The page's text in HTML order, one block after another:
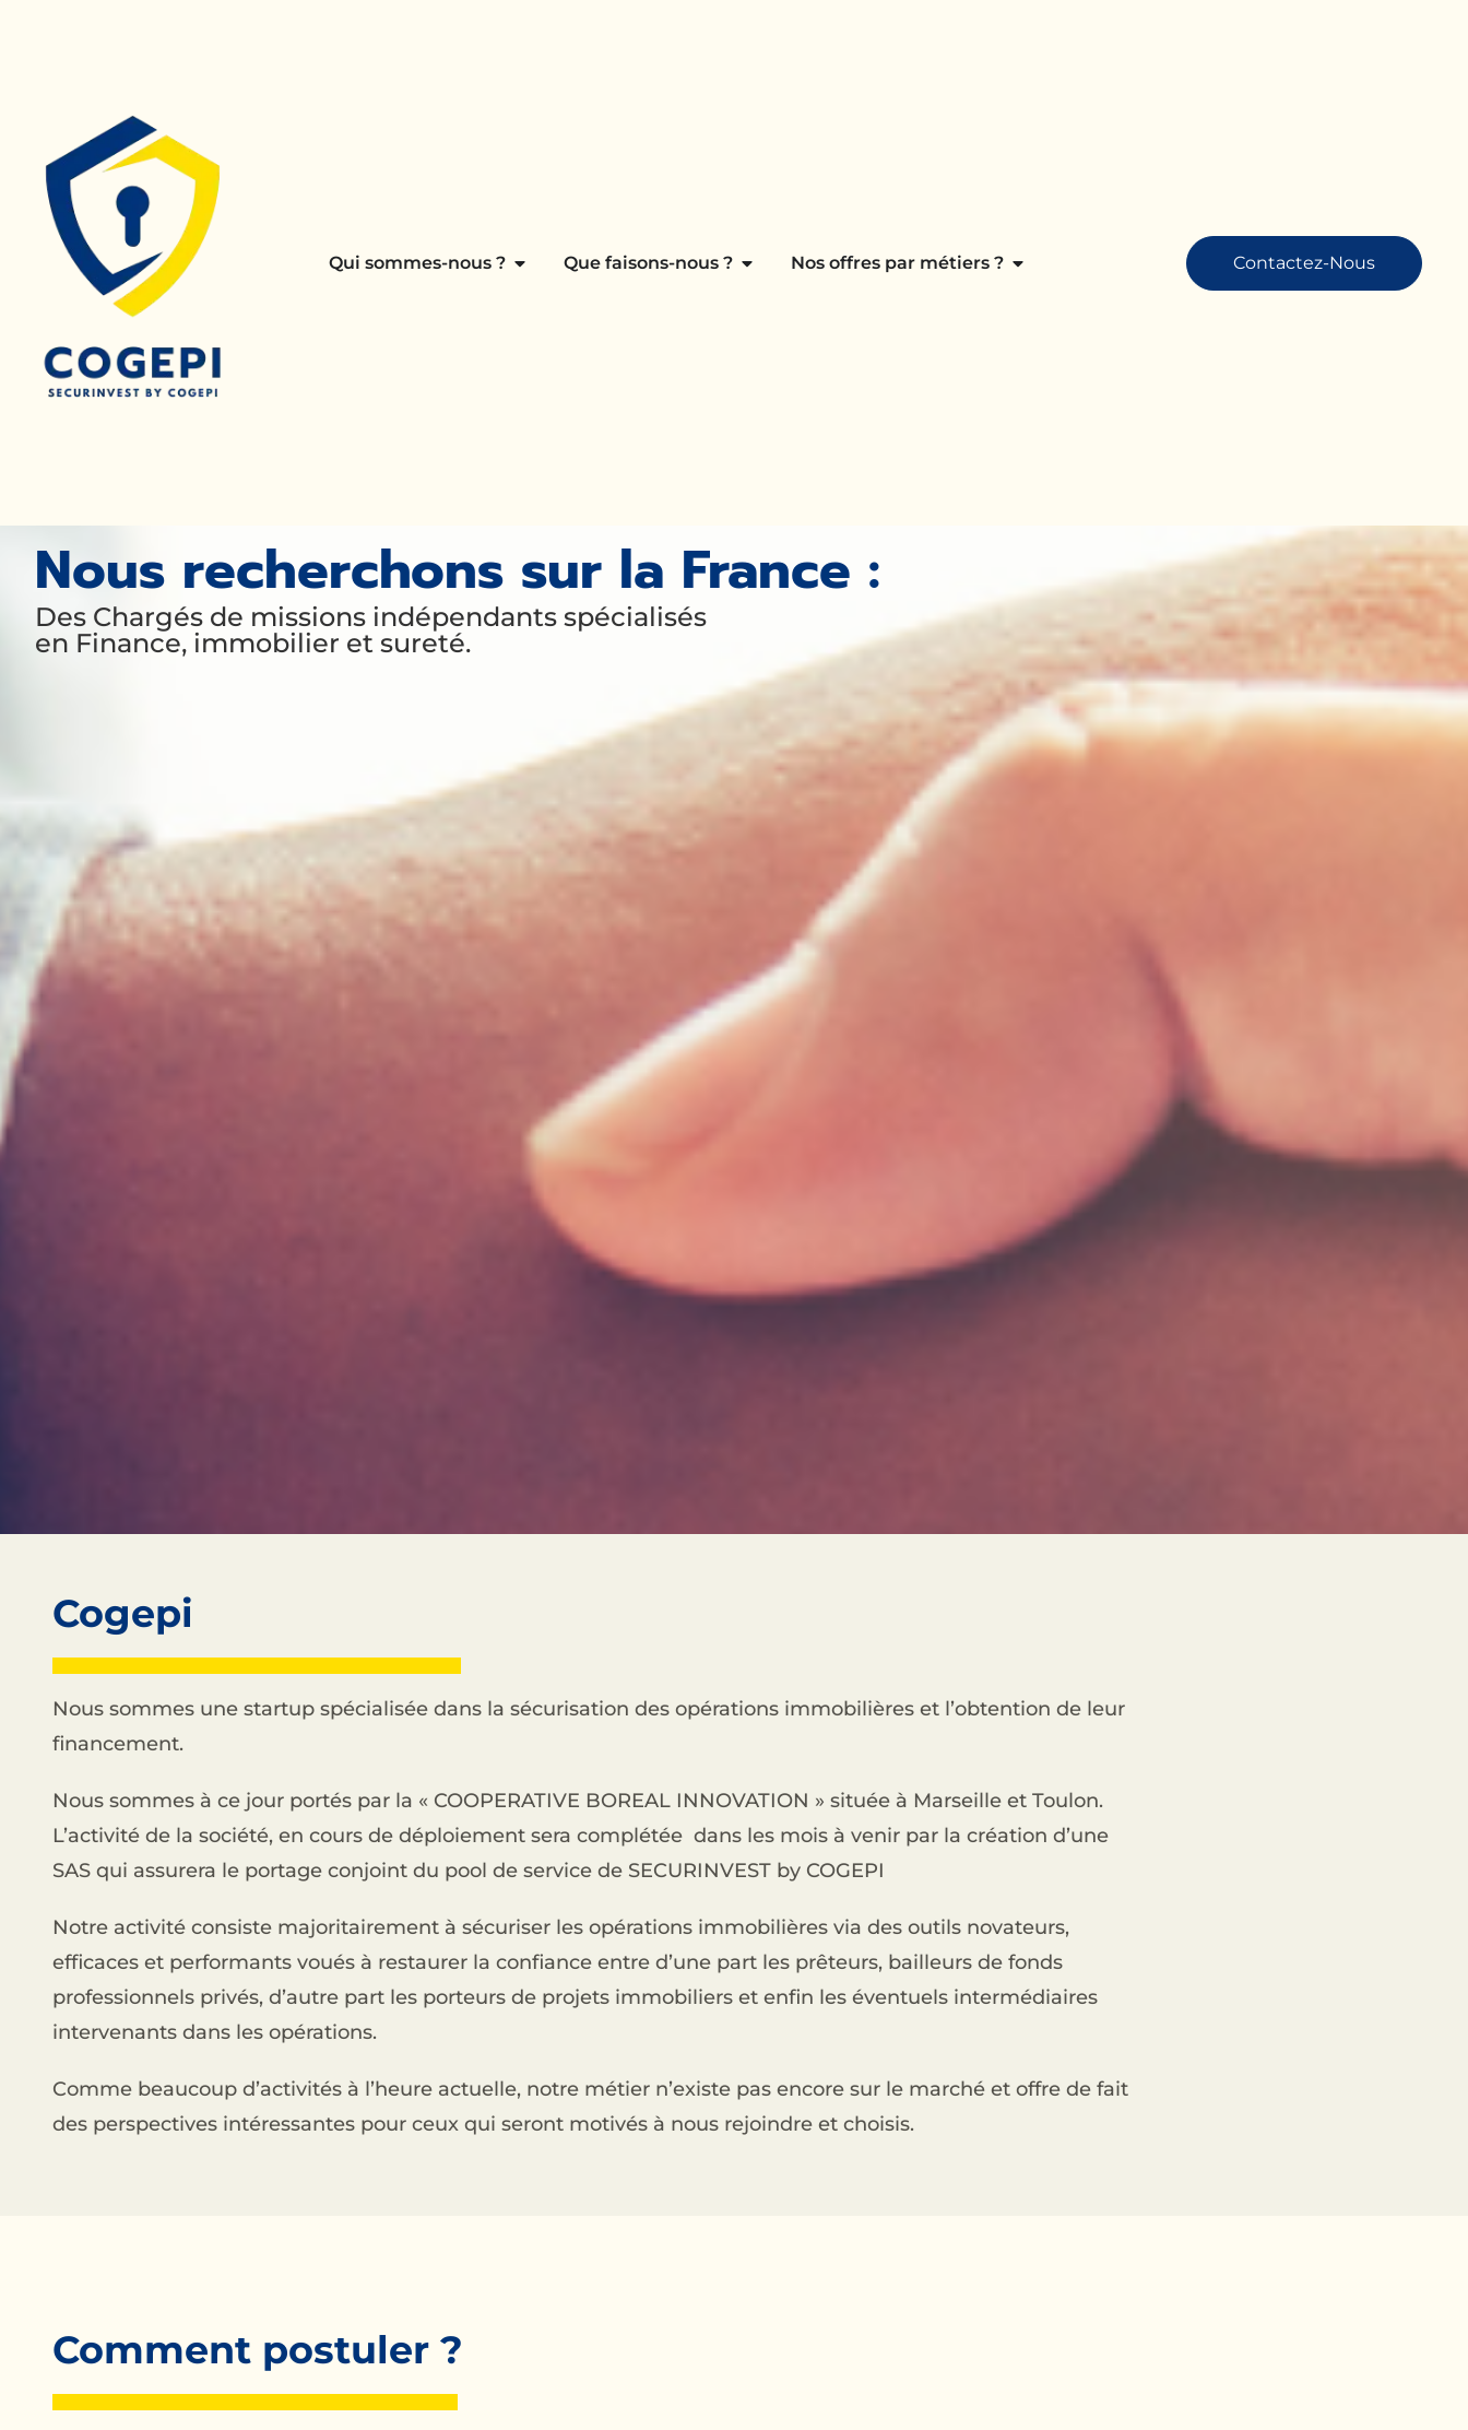
Qui sommes-nous ? Que faisons-nous ? Nos offres par métiers ? Contactez-Nous
Nous recherchons sur la France :
Des Chargés de missions indépendants spécialisés
en Finance, immobilier et sureté.
Cogepi
Nous sommes une startup spécialisée dans la sécurisation des opérations immobilières et l’obtention de leur
financement.
Nous sommes à ce jour portés par la « COOPERATIVE BOREAL INNOVATION » située à Marseille et Toulon.
L’activité de la société, en cours de déploiement sera complétée dans les mois à venir par la création d’une
SAS qui assurera le portage conjoint du pool de service de SECURINVEST by COGEPI
Notre activité consiste majoritairement à sécuriser les opérations immobilières via des outils novateurs,
efficaces et performants voués à restaurer la confiance entre d’une part les prêteurs, bailleurs de fonds
professionnels privés, d’autre part les porteurs de projets immobiliers et enfin les éventuels intermédiaires
intervenants dans les opérations.
Comme beaucoup d’activités à l’heure actuelle, notre métier n’existe pas encore sur le marché et offre de fait
des perspectives intéressantes pour ceux qui seront motivés à nous rejoindre et choisis.
Comment postuler ?